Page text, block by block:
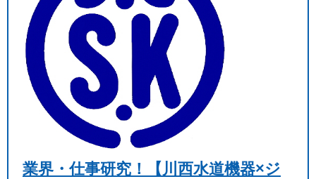
業界・仕事研究！【川西水道機器×ジ